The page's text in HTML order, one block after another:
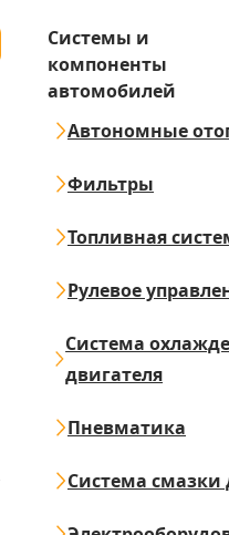
Системы и
компоненты
автомобилей
Автономные
Фильтры
Топливная
Рулевое
Система
двигателя
Пневматика
Система смазки